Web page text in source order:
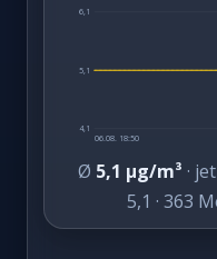
4,1
5,1
6,1
06.08. 18:50
Ø 5,1 µg/m³ ·
5,1 · 363